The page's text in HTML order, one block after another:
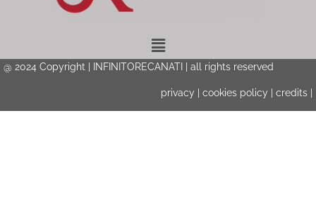
Menu
@ 2024 Copyright | INFINITORECANATI | all rights reserved
privacy cookies policy credits